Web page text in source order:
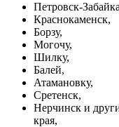
Петровск-
Краснокаменск,
Борзу,
Могочу,
Шилку,
Балей,
Атамановку,
Сретенск,
Нерчинск и
края,